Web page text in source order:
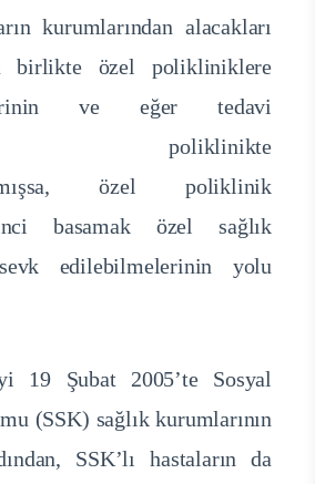
kurumlarından alacakları
birlikte özel polikliniklere
ve eğer tedavi
poliklinikte
özel poliklinik
basamak özel sağlık
edilebilmelerinin yolu
19 Şubat 2005’te Sosyal
(SSK) sağlık kurumlarının
SSK’lı hastaların da